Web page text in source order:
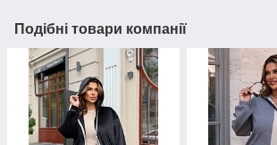
Подібні товари компанії